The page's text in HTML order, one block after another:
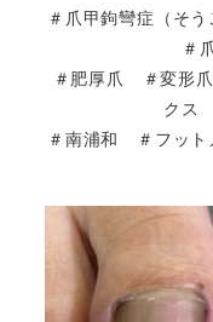
＃爪甲鉤彎症（そ
＃
＃肥厚爪 ＃変形
クス
＃南浦和 ＃フット